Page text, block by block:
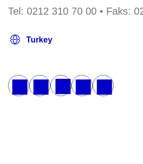
Tel: 0212 310 70 00 • Faks: